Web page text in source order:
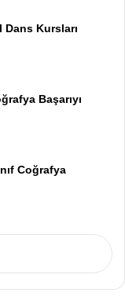
Dans Kursları
Başarıyı
Coğrafya